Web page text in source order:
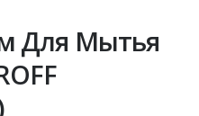
Для Мытья